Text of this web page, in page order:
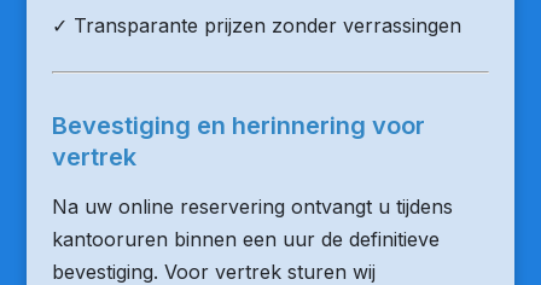
✓ Transparante prijzen zonder verrassingen
Bevestiging en herinnering voor
vertrek
Na uw online reservering ontvangt u tijdens
kantooruren binnen een uur de definitieve
bevestiging. Voor vertrek sturen wij